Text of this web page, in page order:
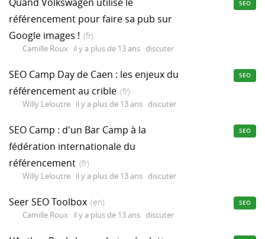
référencement pour faire sa pub sur
Google images ! (fr)
Camille Roux il y a plus de 13 ans discuter
SEO
SEO Camp Day de Caen : les enjeux du
référencement au crible (fr)
Willy Leloutre il y a plus de 13 ans discuter
SEO
SEO Camp : d'un Bar Camp à la
fédération internationale du
référencement (fr)
Willy Leloutre il y a plus de 13 ans discuter
SEO
Seer SEO Toolbox (en)
Camille Roux il y a plus de 13 ans discuter
SEO